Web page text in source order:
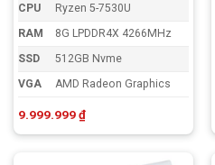
CPU
Ryzen 5-7530U
RAM
8G LPDDR4X 4266MHz
SSD
512GB Nvme
VGA
AMD Radeon Graphics
9.999.999₫